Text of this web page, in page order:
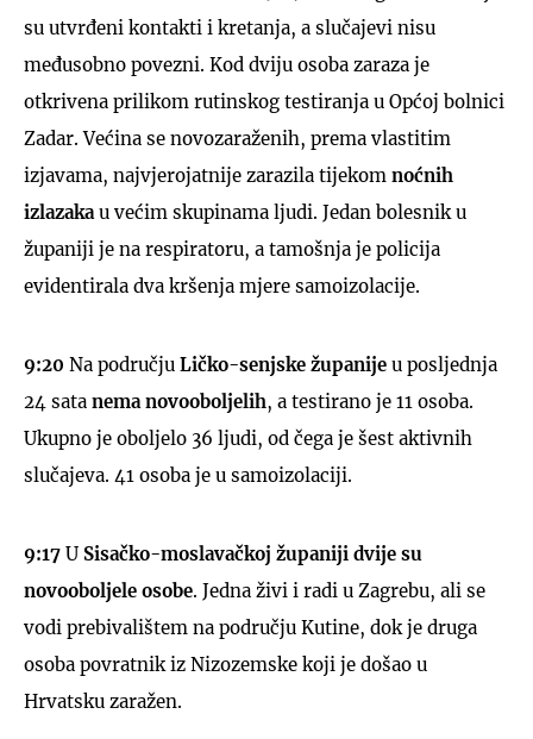
su utvrđeni kontakti i kretanja, a slučajevi nisu
međusobno povezni. Kod dviju osoba zaraza je
otkrivena prilikom rutinskog testiranja u Općoj bolnici
Zadar. Većina se novozaraženih, prema vlastitim
izjavama, najvjerojatnije zarazila tijekom noćnih
izlazaka u većim skupinama ljudi. Jedan bolesnik u
županiji je na respiratoru, a tamošnja je policija
evidentirala dva kršenja mjere samoizolacije.
9:20 Na području Ličko-senjske županije u posljednja
24 sata nema novooboljelih, a testirano je 11 osoba.
Ukupno je oboljelo 36 ljudi, od čega je šest aktivnih
slučajeva. 41 osoba je u samoizolaciji.
9:17 U Sisačko-moslavačkoj županiji dvije su
novooboljele osobe. Jedna živi i radi u Zagrebu, ali se
vodi prebivalištem na području Kutine, dok je druga
osoba povratnik iz Nizozemske koji je došao u
Hrvatsku zaražen.